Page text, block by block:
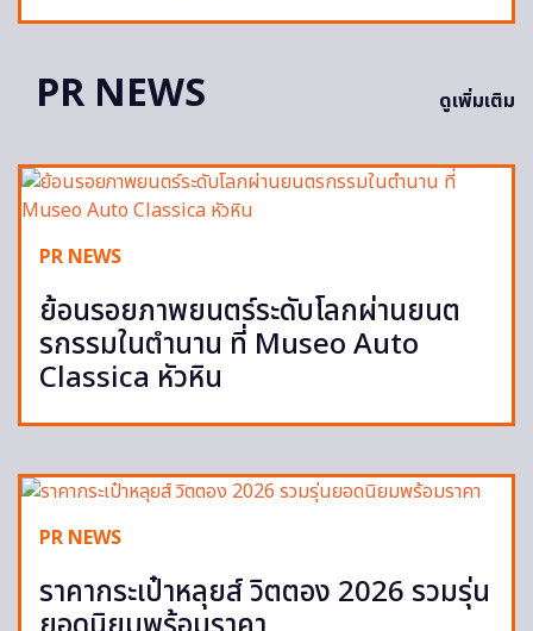
PR NEWS ดูเพิ่มเติม
PR NEWS
ย้อนรอยภาพยนตร์ระดับโลกผ่านยนต
รกรรมในตำนาน ที่ Museo Auto
Classica หัวหิน
PR NEWS
ราคากระเป๋าหลุยส์ วิตตอง 2026 รวมรุ่น